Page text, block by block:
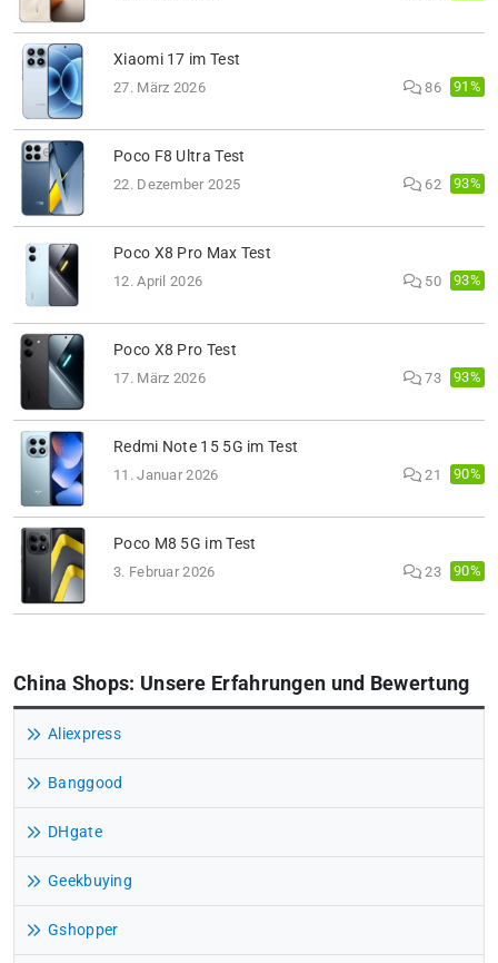
Xiaomi 17 im Test
27. März 2026 86 91%
Poco F8 Ultra Test
22. Dezember 2025 62 93%
Poco X8 Pro Max Test
12. April 2026 50 93%
Poco X8 Pro Test
17. März 2026 73 93%
Redmi Note 15 5G im Test
11. Januar 2026 21 90%
Poco M8 5G im Test
3. Februar 2026 23 90%
China Shops: Unsere Erfahrungen und Bewertung
Aliexpress
Banggood
DHgate
Geekbuying
Gshopper